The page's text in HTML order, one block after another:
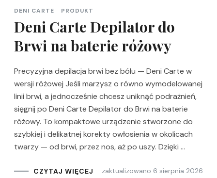
DENI CARTE PRODUKT
Deni Carte Depilator do
Brwi na baterie różowy
Precyzyjna depilacja brwi bez bólu — Deni Carte w
wersji różowej Jeśli marzysz o równo wymodelowanej
linii brwi, a jednocześnie chcesz uniknąć podrażnień,
sięgnij po Deni Carte Depilator do Brwi na baterie
różowy. To kompaktowe urządzenie stworzone do
szybkiej i delikatnej korekty owłosienia w okolicach
twarzy — od brwi, przez nos, aż po uszy. Dzięki …
CZYTAJ WIĘCEJ zaktualizowano 6 sierpnia 2026